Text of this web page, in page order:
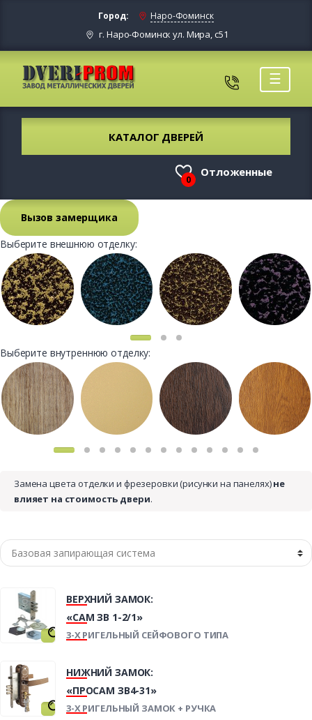
Город: Наро-Фоминск
г. Наро-Фоминск ул. Мира, с51
☰
КАТАЛОГ ДВЕРЕЙ
0
Отложенные
Вызов замерщика
Выберите внешнюю отделку:
Выберите внутреннюю отделку:
Замена цвета отделки и фрезеровки (рисунки на панелях)не
влияет на стоимость двери.
ВЕРХНИЙ ЗАМОК:
«САМ ЗВ 1-2/1»
3-Х РИГЕЛЬНЫЙ СЕЙФОВОГО ТИПА
НИЖНИЙ ЗАМОК:
«ПРОСАМ ЗВ4-31»
3-Х РИГЕЛЬНЫЙ ЗАМОК + РУЧКА